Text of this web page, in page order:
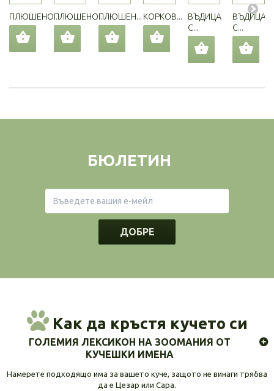
ПЛЮШЕНО...ПЛЮШЕНО...ПЛЮШЕН... КОРКОВ...
ВЪДИЦА
С...
ВЪДИЦА
С...
БЮЛЕТИН
ДОБРЕ
Как да кръстя кучето си
ГОЛЕМИЯ ЛЕКСИКОН НА ЗООМАНИЯ ОТ
КУЧЕШКИ ИМЕНА
Намерете подходящо има за вашето куче, защото не винаги трябва
да е Цезар или Сара.